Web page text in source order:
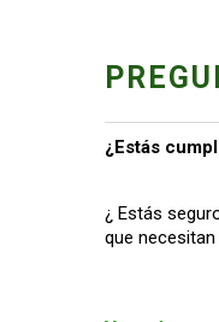
¿Estás
¿ Estás
que